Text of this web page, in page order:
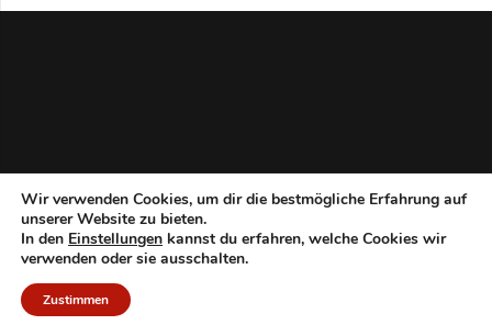
Wir verwenden Cookies, um dir die bestmögliche Erfahrung auf
unserer Website zu bieten.
In den Einstellungen kannst du erfahren, welche Cookies wir
verwenden oder sie ausschalten.
Zustimmen